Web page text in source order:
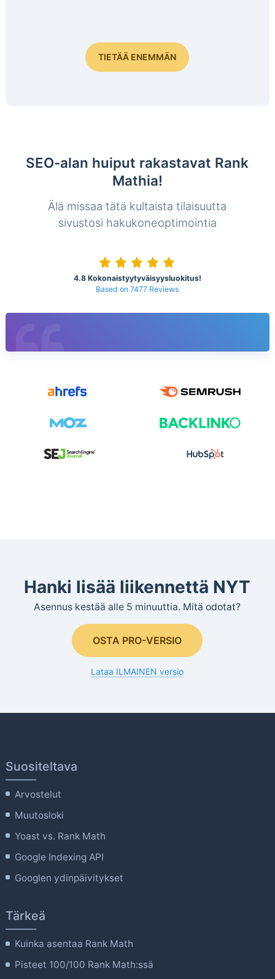
TIETÄÄ ENEMMÄN
SEO-alan huiput rakastavat Rank
Mathia!
Älä missaa tätä kultaista tilaisuutta
sivustosi hakukoneoptimointia
4.8 Kokonaistyytyväisyysluokitus!
Based on 7477 Reviews
Hanki lisää liikennettä NYT
Asennus kestää alle 5 minuuttia. Mitä odotat?
OSTA PRO-VERSIO
Lataa ILMAINEN versio
Suositeltava
Arvostelut
Muutosloki
Yoast vs. Rank Math
Google Indexing API
Googlen ydinpäivitykset
Tärkeä
Kuinka asentaa Rank Math
Pisteet 100/100 Rank Math:ssä